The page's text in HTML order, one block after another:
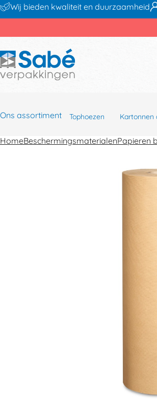
Wij bieden kwaliteit en duurzaamheid
Ons assortiment Tophoezen Kartonnen
HomeBeschermingsmaterialenPapieren